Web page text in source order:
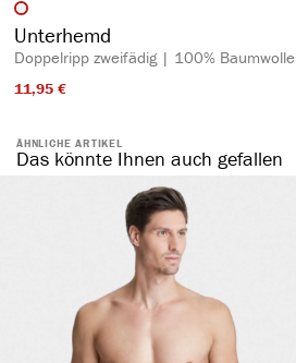
Artikelfarbe
Unterhemd
Doppelripp zweifädig | 100% Baumwolle
11,95 €​
ÄHNLICHE ARTIKEL
Das könnte Ihnen auch gefallen